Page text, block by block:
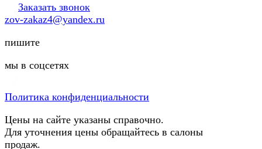
Заказать звонок
zov-zakaz4@yandex.ru
пишите
мы в соцсетях
Политика конфиденциальности
Цены на сайте указаны справочно.
Для уточнения цены обращайтесь в салоны
продаж.